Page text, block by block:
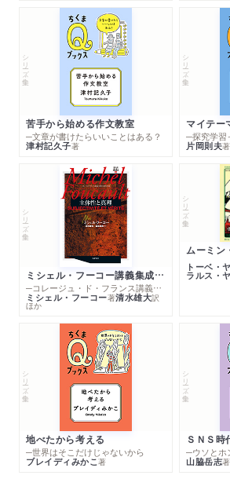
シリーズ・全集
苦手から始める作文教室
─文章が書けたらいいことはある？
津村記久子著
シリーズ・全集
マイテー
─探究学習
片岡則夫著
シリーズ・全集
ミシェル・フーコー講義集成１０ 主体性と真理
─コレージュ・ド・フランス講義１９８０－１９８１年度
ミシェル・フーコー著清水雄大訳
ほか
シリーズ・全集
トーベ・
ラルス・
シリーズ・全集
地べたから考える
─世界はそこだけじゃないから
ブレイディみかこ著
シリーズ・全集
─ウソとホ
山脇岳志著